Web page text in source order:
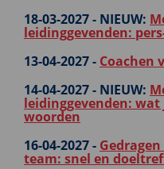
18-03-2027 - NIEUW:
leidinggevenden:
13-04-2027 - Coachen
14-04-2027 - NIEUW:
leidinggevenden: wat
woorden
16-04-2027 -
team: snel en